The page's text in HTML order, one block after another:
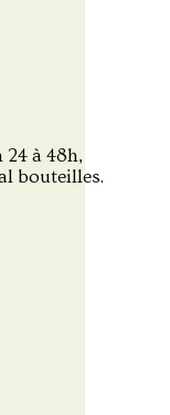
à 48h,
bouteilles.